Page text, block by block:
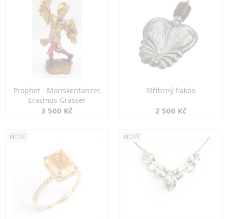
Prophet - Moriskentänzer,
Erasmus Grasser
3 500 Kč
Stříbrný flakon
2 500 Kč
NOVÉ NOVÉ